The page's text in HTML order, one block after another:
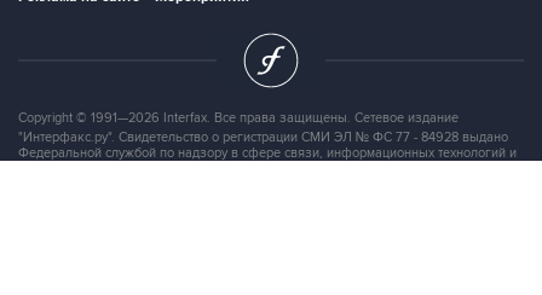
Copyright © 1991—2026 Interfax. Все права защищены. Сетевое издание
"Интерфакс.ру". Свидетельство о регистрации СМИ ЭЛ № ФС 77 - 84928 выдано
Федеральной службой по надзору в сфере связи, информационных технологий и